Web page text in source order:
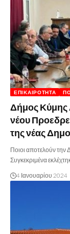
ΕΠΙΚΑΙΡΌΤΗΤΑ
Δήμος Κύμης
νέου
της νέας
Ποιοι αποτελούν
Συγκεκριμένα
4 Ιανουαρίου 2024